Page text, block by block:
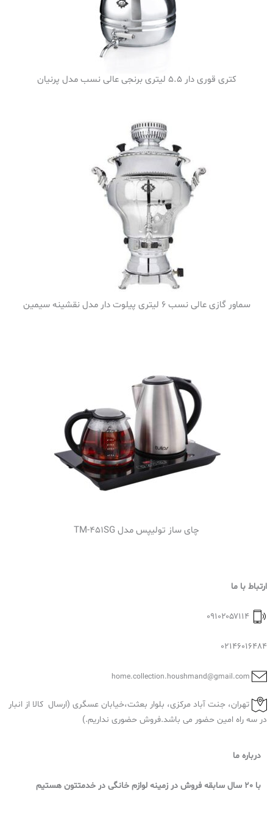
کتری قوری دار 5.5 لیتری برنجی عالی نسب مدل پرنیان
سماور گازی عالی نسب 6 لیتری پیلوت دار مدل نقشینه سیمین
چای ساز تولیپس مدل TM-451SG
ارتباط با ما
02146016484
تهران، جنت آباد مرکزی، بلوار بعثت،خیابان عسگری (ارسال کالا از انبار
در سه راه امین حضور می باشد.فروش حضوری نداریم.)
درباره ما
با 20 سال سابقه فروش در زمینه لوازم خانگی در خدمتتون هستیم